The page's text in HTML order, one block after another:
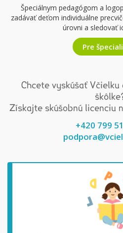
Špeciálnym pedagógom a
zadávať deťom individuálne
úrovni a sledovať
Pre
Chcete vyskúšať
Získajte skúšobnú licenciu
+420 799